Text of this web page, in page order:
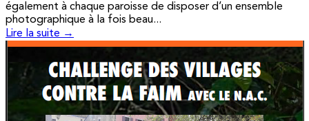
également à chaque paroisse de disposer d’un ensemble
photographique à la fois beau...
Lire la suite →